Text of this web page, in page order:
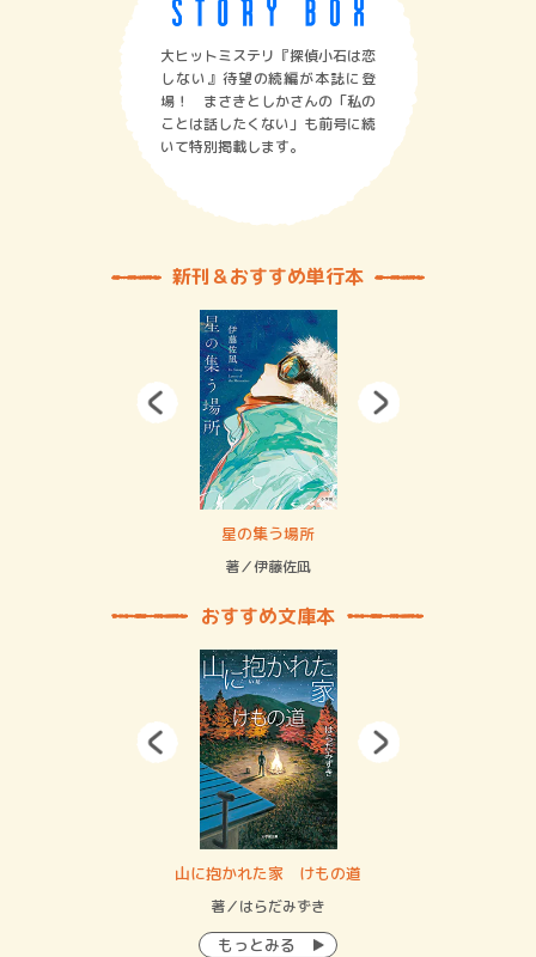
大ヒットミステリ『探偵小石は恋
しない』待望の続編が本誌に登
場！ まさきとしかさんの「私の
ことは話したくない」も前号に続
いて特別掲載します。
新刊＆おすすめ単行本
星の集う場所
著／伊藤佐凪
おすすめ文庫本
山に抱かれた家 けもの道
著／はらだみずき
もっとみる